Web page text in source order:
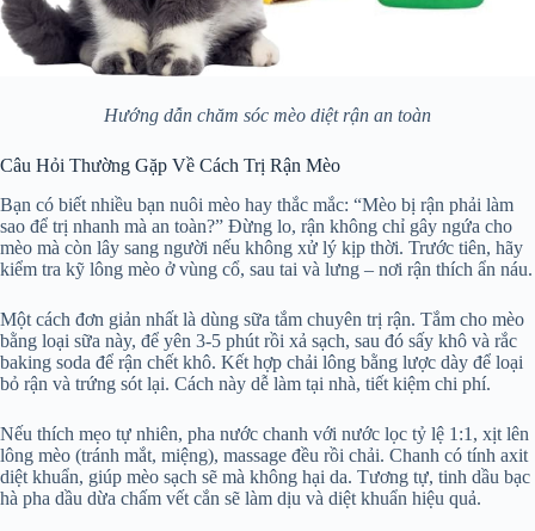
Hướng dẫn chăm sóc mèo diệt rận an toàn
Câu Hỏi Thường Gặp Về Cách Trị Rận Mèo
Bạn có biết nhiều bạn nuôi mèo hay thắc mắc: “Mèo bị rận phải làm
sao để trị nhanh mà an toàn?” Đừng lo, rận không chỉ gây ngứa cho
mèo mà còn lây sang người nếu không xử lý kịp thời. Trước tiên, hãy
kiểm tra kỹ lông mèo ở vùng cổ, sau tai và lưng – nơi rận thích ẩn náu.
Một cách đơn giản nhất là dùng sữa tắm chuyên trị rận. Tắm cho mèo
bằng loại sữa này, để yên 3-5 phút rồi xả sạch, sau đó sấy khô và rắc
baking soda để rận chết khô. Kết hợp chải lông bằng lược dày để loại
bỏ rận và trứng sót lại. Cách này dễ làm tại nhà, tiết kiệm chi phí.
Nếu thích mẹo tự nhiên, pha nước chanh với nước lọc tỷ lệ 1:1, xịt lên
lông mèo (tránh mắt, miệng), massage đều rồi chải. Chanh có tính axit
diệt khuẩn, giúp mèo sạch sẽ mà không hại da. Tương tự, tinh dầu bạc
hà pha dầu dừa chấm vết cắn sẽ làm dịu và diệt khuẩn hiệu quả.